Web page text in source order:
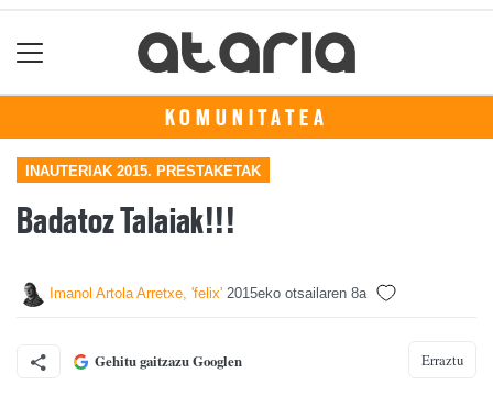
KOMUNITATEA
INAUTERIAK 2015. PRESTAKETAK
Badatoz Talaiak!!!
Imanol Artola Arretxe, 'felix' 2015eko otsailaren 8a
Gehitu gaitzazu Googlen Erraztu